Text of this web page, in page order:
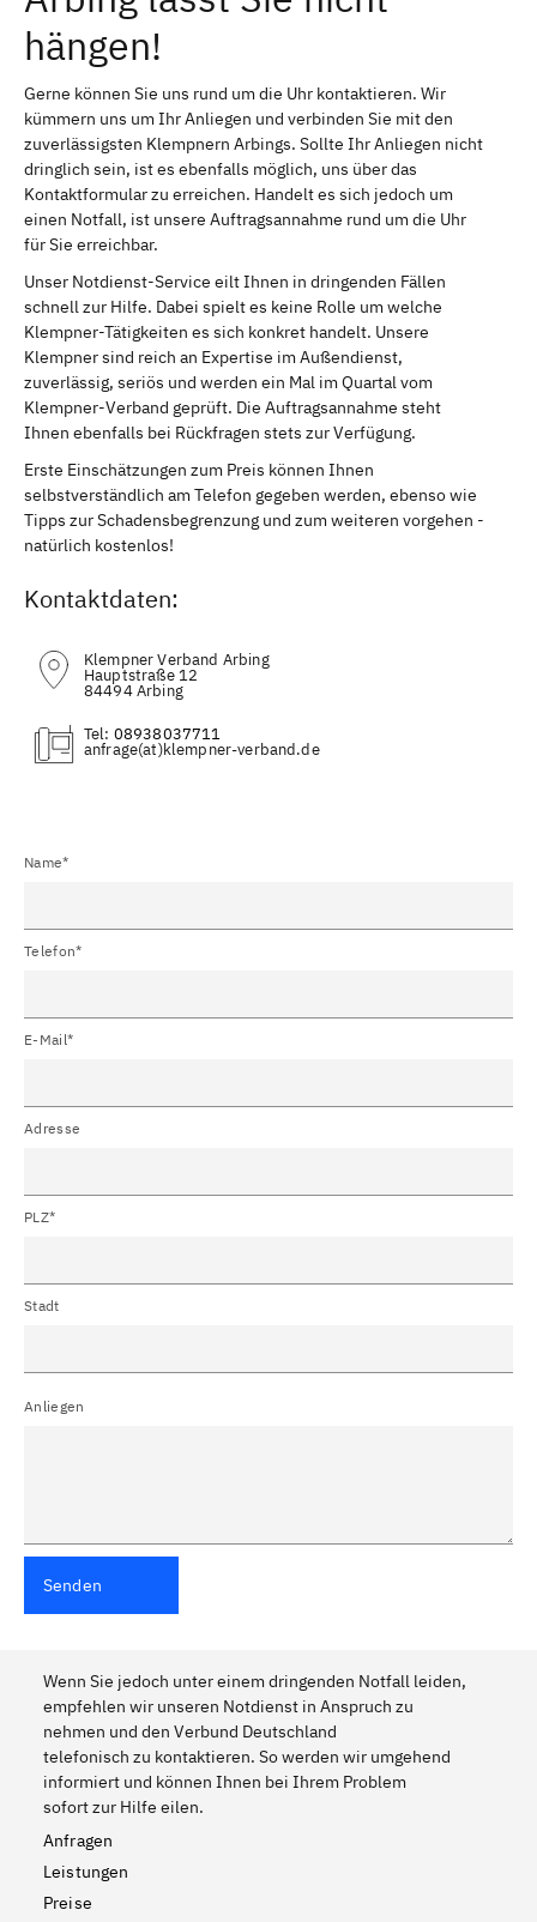
hängen!
Gerne können Sie uns rund um die Uhr kontaktieren. Wir
kümmern uns um Ihr Anliegen und verbinden Sie mit den
zuverlässigsten Klempnern Arbings. Sollte Ihr Anliegen nicht
dringlich sein, ist es ebenfalls möglich, uns über das
Kontaktformular zu erreichen. Handelt es sich jedoch um
einen Notfall, ist unsere Auftragsannahme rund um die Uhr
für Sie erreichbar.
Unser Notdienst-Service eilt Ihnen in dringenden Fällen
schnell zur Hilfe. Dabei spielt es keine Rolle um welche
Klempner-Tätigkeiten es sich konkret handelt. Unsere
Klempner sind reich an Expertise im Außendienst,
zuverlässig, seriös und werden ein Mal im Quartal vom
Klempner-Verband geprüft. Die Auftragsannahme steht
Ihnen ebenfalls bei Rückfragen stets zur Verfügung.
Erste Einschätzungen zum Preis können Ihnen
selbstverständlich am Telefon gegeben werden, ebenso wie
Tipps zur Schadensbegrenzung und zum weiteren vorgehen -
natürlich kostenlos!
Kontaktdaten:
Klempner Verband Arbing
Hauptstraße 12
84494 Arbing
Tel: 08938037711
(at)
Name*
Telefon*
E-Mail*
Adresse
PLZ*
Stadt
Anliegen
Senden
Wenn Sie jedoch unter einem dringenden Notfall leiden,
empfehlen wir unseren Notdienst in Anspruch zu
nehmen und den Verbund Deutschland
telefonisch zu kontaktieren. So werden wir umgehend
informiert und können Ihnen bei Ihrem Problem
sofort zur Hilfe eilen.
Anfragen
Leistungen
Preise